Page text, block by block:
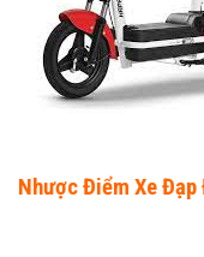
Nhược Điểm Xe Đạp